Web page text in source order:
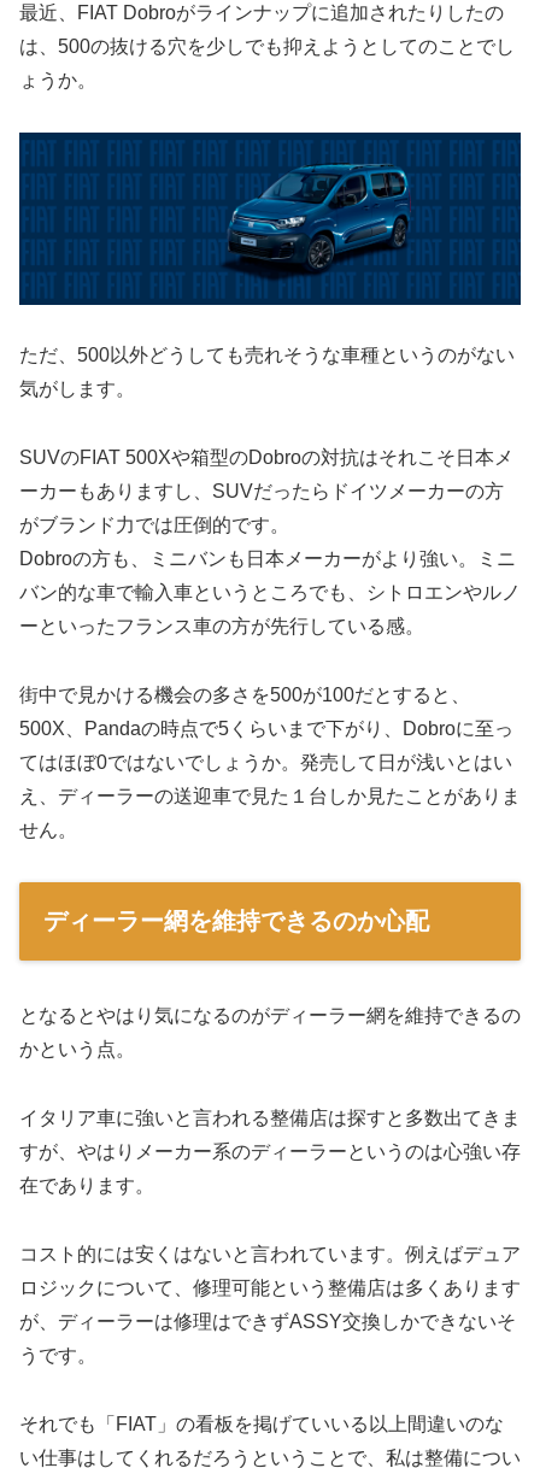
最近、FIAT Dobroがラインナップに追加されたりしたの
は、500の抜ける穴を少しでも抑えようとしてのことでし
ょうか。
ただ、500以外どうしても売れそうな車種というのがない
気がします。
SUVのFIAT 500Xや箱型のDobroの対抗はそれこそ日本メ
ーカーもありますし、SUVだったらドイツメーカーの方
がブランド力では圧倒的です。
Dobroの方も、ミニバンも日本メーカーがより強い。ミニ
バン的な車で輸入車というところでも、シトロエンやルノ
ーといったフランス車の方が先行している感。
街中で見かける機会の多さを500が100だとすると、
500X、Pandaの時点で5くらいまで下がり、Dobroに至っ
てはほぼ0ではないでしょうか。発売して日が浅いとはい
え、ディーラーの送迎車で見た１台しか見たことがありま
せん。
ディーラー網を維持できるのか心配
となるとやはり気になるのがディーラー網を維持できるの
かという点。
イタリア車に強いと言われる整備店は探すと多数出てきま
すが、やはりメーカー系のディーラーというのは心強い存
在であります。
コスト的には安くはないと言われています。例えばデュア
ロジックについて、修理可能という整備店は多くあります
が、ディーラーは修理はできずASSY交換しかできないそ
うです。
それでも「FIAT」の看板を掲げていいる以上間違いのな
い仕事はしてくれるだろうということで、私は整備につい